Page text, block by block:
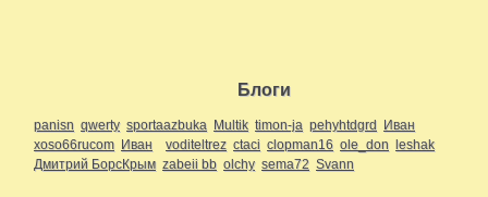
Блоги
panisn qwerty sportaazbuka Multik timon-ja pehyhtdgrd Иван
xoso66rucom Иван voditeltrez ctaci clopman16 ole_don leshak
Дмитрий БорсКрым zabeii bb olchy sema72 Svann